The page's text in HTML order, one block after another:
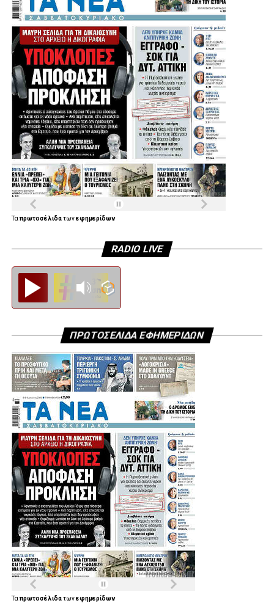
Ταπρωτοσέλιδατωνεφημερίδων
RADIO LIVE
ΠΡΩΤΟΣΕΛΙΔΑ ΕΦΗΜΕΡΙΔΩΝ
Ταπρωτοσέλιδατωνεφημερίδων